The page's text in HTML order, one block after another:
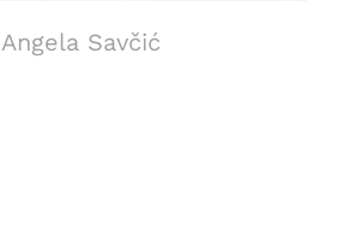
Angela Savčić